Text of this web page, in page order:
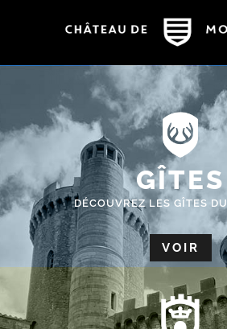
GÎTES
DÉCOUVREZ LES GÎTES
VOIR